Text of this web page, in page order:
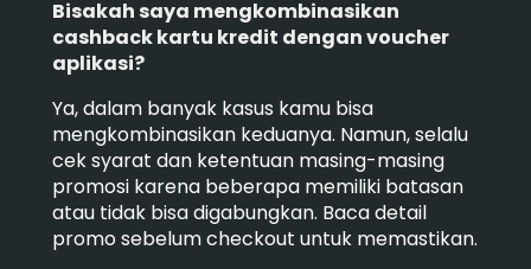
Bisakah saya mengkombinasikan
cashback kartu kredit dengan voucher
aplikasi?
Ya, dalam banyak kasus kamu bisa
mengkombinasikan keduanya. Namun, selalu
cek syarat dan ketentuan masing-masing
promosi karena beberapa memiliki batasan
atau tidak bisa digabungkan. Baca detail
promo sebelum checkout untuk memastikan.